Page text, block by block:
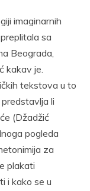
imaginarnih
sa
Beograda,
kakav je.
tekstova u to
li
(Džadžić
pogleda
za
plakati
i kako se u